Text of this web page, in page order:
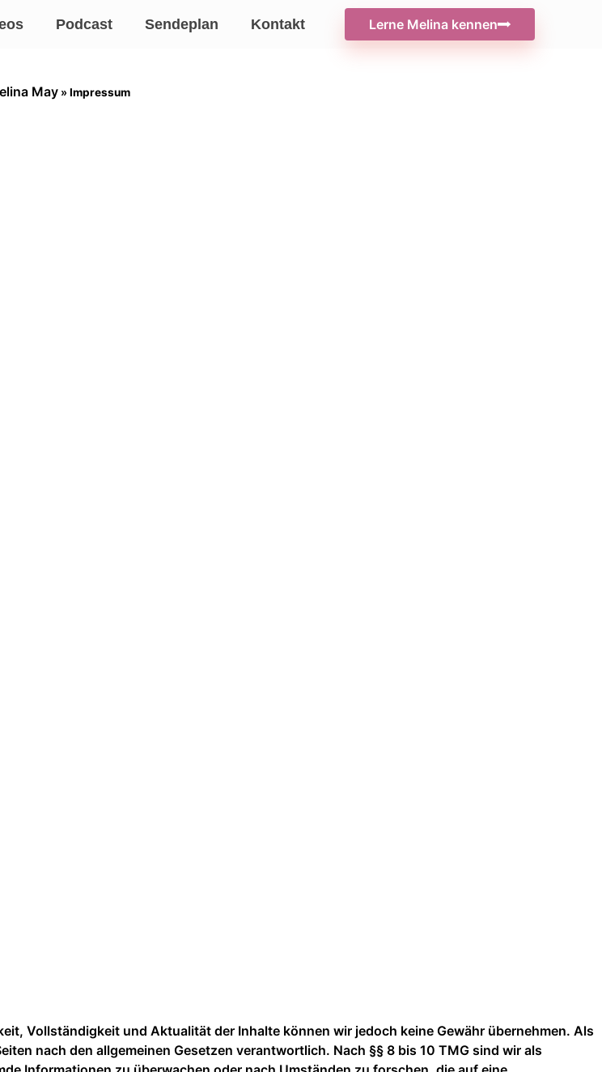
Podcast Sendeplan Kontakt Lerne Melina kennen
May» Impressum
Vollständigkeit und Aktualität der Inhalte können wir jedoch keine Gewähr übernehmen. Als
nach den allgemeinen Gesetzen verantwortlich. Nach §§ 8 bis 10 TMG sind wir als